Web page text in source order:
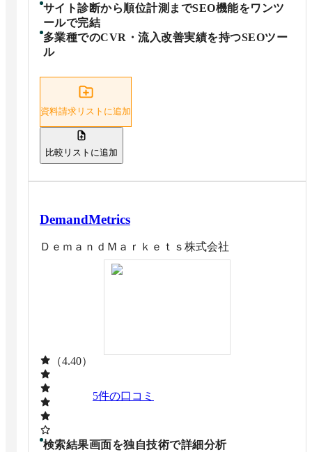
サイト診断から順位計測までSEO機能をワンツ
ールで完結
多業種でのCVR・流入改善実績を持つSEOツー
ル
資料請求リストに追加
比較リストに追加
DemandMetrics
ＤｅｍａｎｄＭａｒｋｅｔｓ株式会社
（4.40）
5件の口コミ
検索結果画面を独自技術で詳細分析